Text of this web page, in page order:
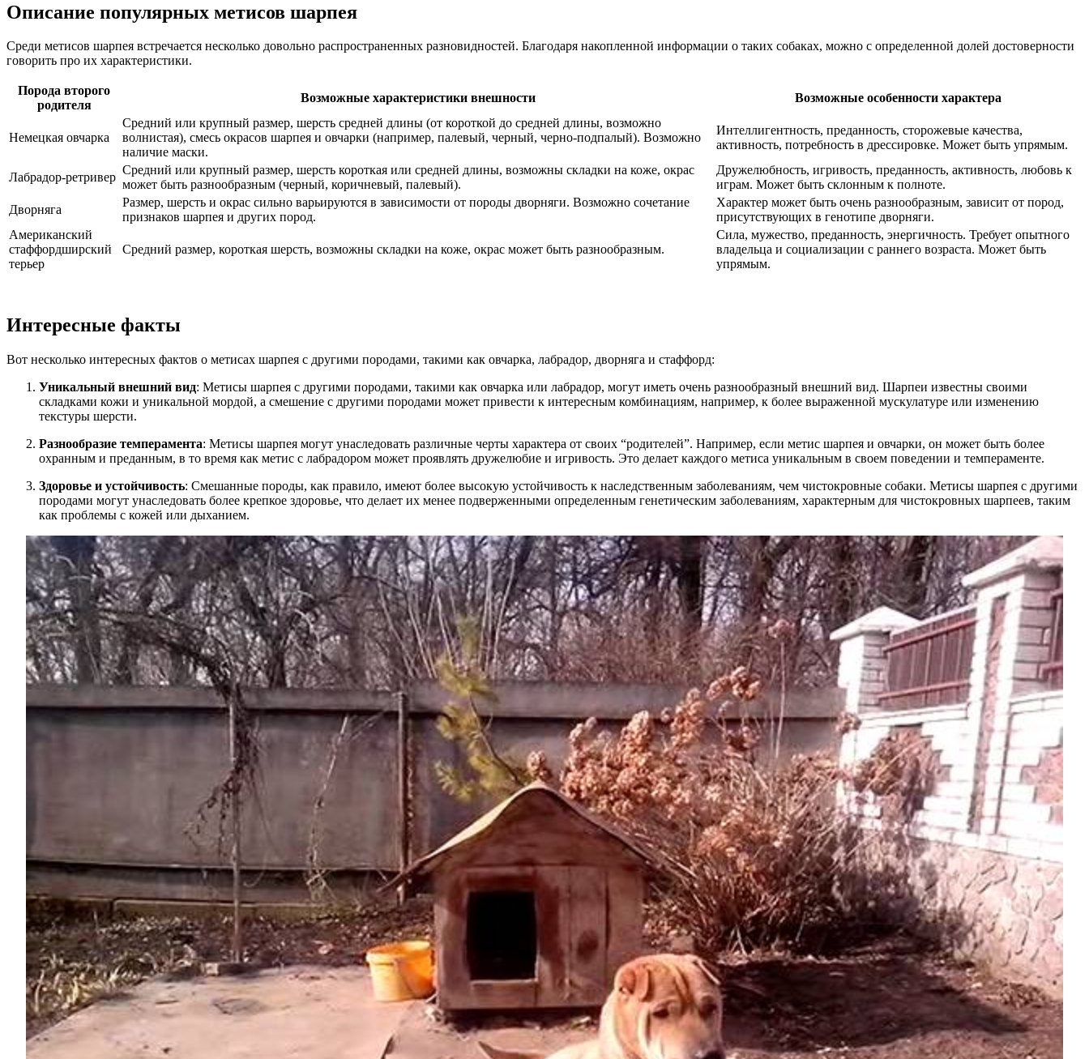
Описание популярных метисов шарпея
Среди метисов шарпея встречается несколько довольно распространенных разновидностей. Благодаря накопленной информации о таких собаках, можно с определенной долей достоверности
говорить про их характеристики.
Порода второго
родителя
Возможные характеристики внешности Возможные особенности характера
Немецкая овчарка
Средний или крупный размер, шерсть средней длины (от короткой до средней длины, возможно
волнистая), смесь окрасов шарпея и овчарки (например, палевый, черный, черно-подпалый). Возможно
наличие маски.
Интеллигентность, преданность, сторожевые качества,
активность, потребность в дрессировке. Может быть упрямым.
Лабрадор-ретривер
Средний или крупный размер, шерсть короткая или средней длины, возможны складки на коже, окрас
может быть разнообразным (черный, коричневый, палевый).
Дружелюбность, игривость, преданность, активность, любовь к
играм. Может быть склонным к полноте.
Дворняга
Размер, шерсть и окрас сильно варьируются в зависимости от породы дворняги. Возможно сочетание
признаков шарпея и других пород.
Характер может быть очень разнообразным, зависит от пород,
присутствующих в генотипе дворняги.
Американский
стаффордширский
терьер
Средний размер, короткая шерсть, возможны складки на коже, окрас может быть разнообразным.
Сила, мужество, преданность, энергичность. Требует опытного
владельца и социализации с раннего возраста. Может быть
упрямым.
Интересные факты
Вот несколько интересных фактов о метисах шарпея с другими породами, такими как овчарка, лабрадор, дворняга и стаффорд:
Уникальный внешний вид: Метисы шарпея с другими породами, такими как овчарка или лабрадор, могут иметь очень разнообразный внешний вид. Шарпеи известны своими
складками кожи и уникальной мордой, а смешение с другими породами может привести к интересным комбинациям, например, к более выраженной мускулатуре или изменению
текстуры шерсти.
Разнообразие темперамента: Метисы шарпея могут унаследовать различные черты характера от своих “родителей”. Например, если метис шарпея и овчарки, он может быть более
охранным и преданным, в то время как метис с лабрадором может проявлять дружелюбие и игривость. Это делает каждого метиса уникальным в своем поведении и темпераменте.
Здоровье и устойчивость: Смешанные породы, как правило, имеют более высокую устойчивость к наследственным заболеваниям, чем чистокровные собаки. Метисы шарпея с другими
породами могут унаследовать более крепкое здоровье, что делает их менее подверженными определенным генетическим заболеваниям, характерным для чистокровных шарпеев, таким
как проблемы с кожей или дыханием.